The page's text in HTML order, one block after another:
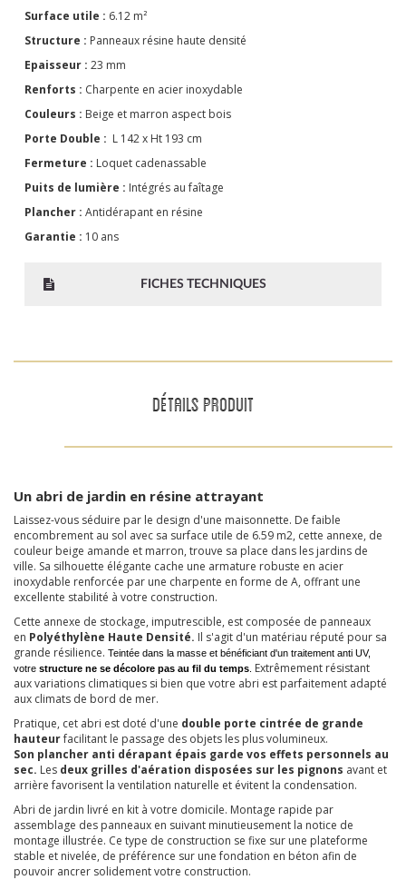
Surface utile : 6.12 m²
Structure : Panneaux résine haute densité
Epaisseur : 23 mm
Renforts : Charpente en acier inoxydable
Couleurs : Beige et marron aspect bois
Porte Double : L 142 x Ht 193 cm
Fermeture : Loquet cadenassable
Puits de lumière : Intégrés au faîtage
Plancher : Antidérapant en résine
Garantie : 10 ans
FICHES TECHNIQUES
DÉTAILS PRODUIT
Un abri de jardin en résine attrayant
Laissez-vous séduire par le design d'une maisonnette. De faible
encombrement au sol avec sa surface utile de 6.59 m2, cette annexe, de
couleur beige amande et marron, trouve sa place dans les jardins de
ville. Sa silhouette élégante cache une armature robuste en acier
inoxydable renforcée par une charpente en forme de A, offrant une
excellente stabilité à votre construction.
Cette annexe de stockage, imputrescible, est composée de panneaux
en Polyéthylène Haute Densité. Il s'agit d'un matériau réputé pour sa
grande résilience. Teintée dans la masse et bénéficiant d'un traitement anti UV,
votre structure ne se décolore pas au fil du temps Extrêmement résistant
aux variations climatiques si bien que votre abri est parfaitement adapté
aux climats de bord de mer.
Pratique, cet abri est doté d'une double porte cintrée de grande
hauteurfacilitant le passage des objets les plus volumineux.
Son plancher anti dérapant épais garde vos effets personnels au
sec. Les deux grilles d'aération disposées sur les pignons avant et
arrière favorisent la ventilation naturelle et évitent la condensation.
Abri de jardin livré en kit à votre domicile. Montage rapide par
assemblage des panneaux en suivant minutieusement la notice de
montage illustrée. Ce type de construction se fixe sur une plateforme
stable et nivelée, de préférence sur une fondation en béton afin de
pouvoir ancrer solidement votre construction.